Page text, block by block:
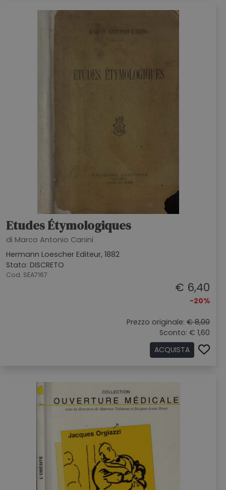
Etudes Étymologiques
di Marco Antonio Canini
Hermann Loescher Editeur, 1882
Stato: DISCRETO
Cod. SEA7167
€ 6,40
-20%
Prezzo originale: € 8,00
Sconto: € 1,60
ACQUISTA